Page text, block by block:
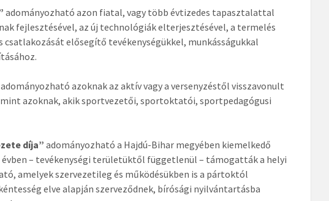
adományozható azon fiatal, vagy több évtizedes tapasztalattal
fejlesztésével, az új technológiák elterjesztésével, a termelés
elősegítő tevékenységükkel, munkásságukkal
adományozható azoknak az aktív vagy a versenyzéstől visszavonult
azoknak, akik sportvezetői, sportoktatói, sportpedagógusi
díja”adományozható a Hajdú-Bihar megyében kiemelkedő
– tevékenységi területüktől függetlenül – támogatták a helyi
amelyek szervezetileg és működésükben is a pártoktól
elve alapján szerveződnek, bírósági nyilvántartásba